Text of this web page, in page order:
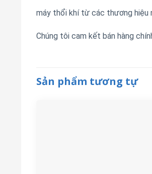
máy thổi khí từ các thương hiệu
Chúng tôi cam kết bán hàng
Sản phẩm tương tự